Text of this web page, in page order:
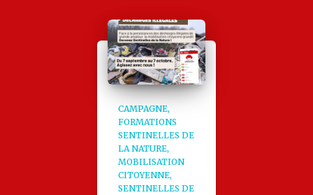
CAMPAGNE
FORMATIONS
SENTINELLES DE
LA NATURE
MOBILISATION
CITOYENNE
SENTINELLES DE